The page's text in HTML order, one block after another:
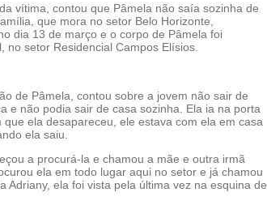
vítima, contou que Pâmela não saía sozinha de
que mora no setor Belo Horizonte,
dia 13 de março e o corpo de Pâmela foi
setor Residencial Campos Elísios.
de Pâmela, contou sobre a jovem não sair de
e não podia sair de casa sozinha. Ela ia na porta
ela desapareceu, ele estava com ela em casa
ela saiu.
a procurá-la e chamou a mãe e outra irmã
ela em todo lugar aqui no setor e já chamou
Adriany, ela foi vista pela última vez na esquina de